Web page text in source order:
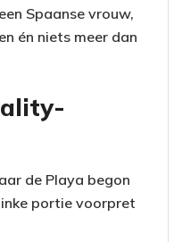
Spaanse vrouw,
én niets meer dan
de Playa begon
portie voorpret